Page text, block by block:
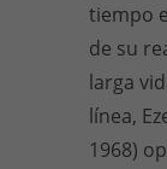
tiempo
de su
larga
línea,
1968)